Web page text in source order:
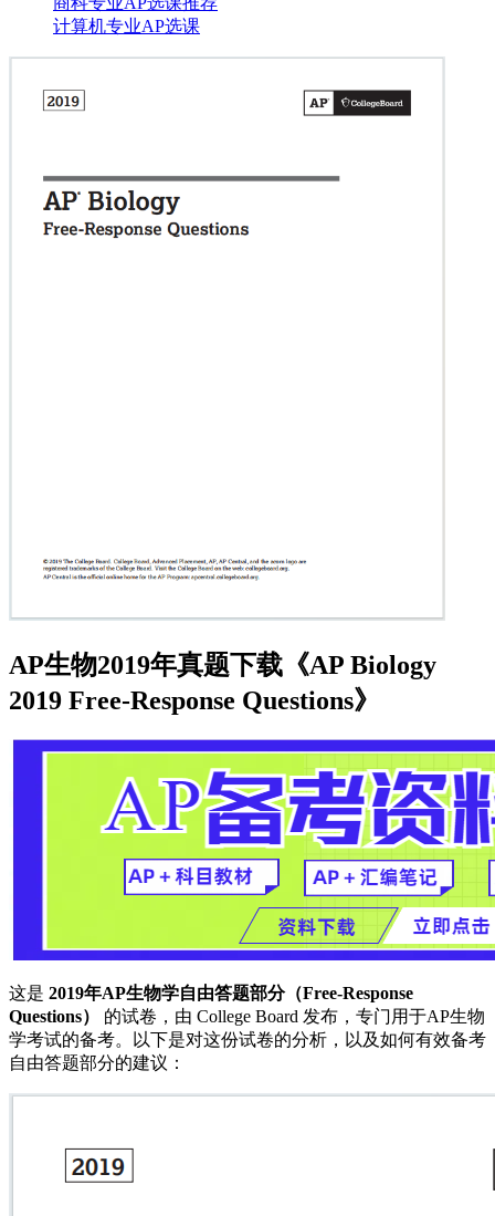
计算机专业AP选课
AP生物2019年真题下载《AP Biology
2019 Free-Response Questions》
这是 2019年AP生物学自由答题部分（Free-Response
Questions）
的试卷，由 College Board 发布，专门用于AP生物
学考试的备考。以下是对这份试卷的分析，以及如何有效备考
自由答题部分的建议：